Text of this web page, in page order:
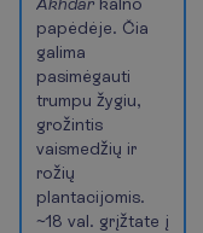
Akhdar kalno
papėdėje. Čia
galima
pasimėgauti
trumpu žygiu,
grožintis
vaismedžių ir
rožių
plantacijomis.
~18 val. grįžtate į